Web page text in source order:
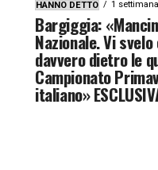
HANNO DETTO 1
Bargiggia:
Nazionale. Vi
davvero dietro le
Campionato
italiano»